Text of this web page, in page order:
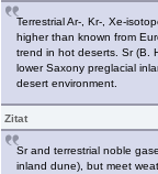
Terrestrial Ar-, Kr-, Xe-
higher than known from
trend in hot deserts. Sr (B.
lower Saxony preglacial
desert environment.
Zitat
Sr and terrestrial noble
inland dune), but meet